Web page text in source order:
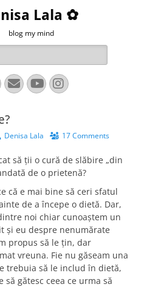
Lala ✿
blog my mind
EmailYouTube
Instagram
Denisa Lala 17 Comments
să ţii o cură de slăbire „din
de o prietenă?
că e mai bine să ceri sfatul
de a începe o dietă. Dar,
noi chiar cunoaştem un
şi eu despre nenumărate
propus să le ţin, dar
vreuna. Fie nu găseam una
trebuia să le includ în dietă,
gătesc ceea ce urma să